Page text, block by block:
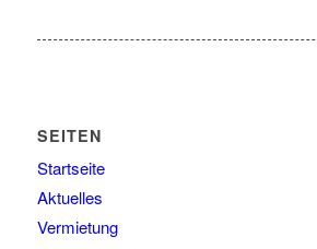
SEITEN
Startseite
Aktuelles
Vermietung